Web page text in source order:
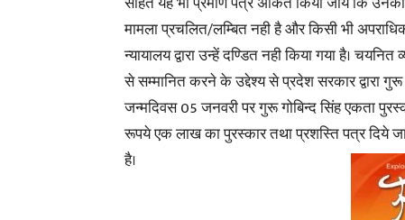
मामला प्रचलित/लम्बित नही है और किसी भी
न्यायालय द्वारा उन्हें दण्डित नही किया गया है।
से सम्मानित करने के उद्देश्य से प्रदेश सरकार द्वारा
जन्मदिवस 05 जनवरी पर गुरू गोबिन्द सिंह एकता
रूपये एक लाख का पुरस्कार तथा प्रशस्ति पत्र दिये
है।